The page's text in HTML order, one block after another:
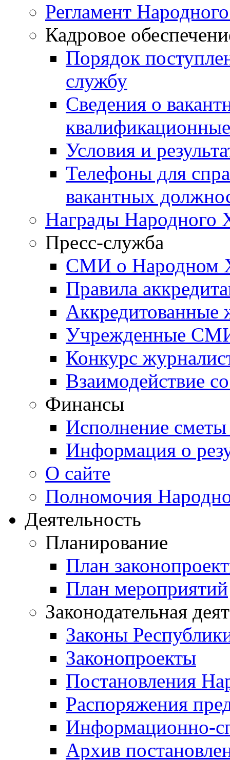
Регламент
Кадровое
Порядок
службу
Сведения о
Условия и
Телефоны для
вакантных
Награды Народного
Пресс-служба
СМИ о Народном
Правила
Учрежденные
Конкурс
Взаимодействие
Финансы
Исполнение сметы
Информация о
О сайте
Полномочия
Деятельность
Планирование
План
План мероприятий
Законодательная
Законы
Законопроекты
Постановления
Распоряжения
Информационно-
Архив